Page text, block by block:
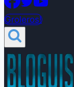
Groleros!